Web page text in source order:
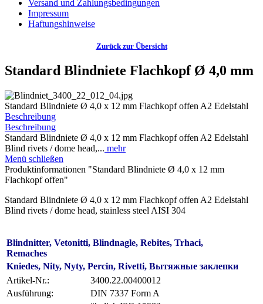
Versand und Zahlungsbedingungen
Impressum
Haftungshinweise
Zurück zur Übersicht
Standard Blindniete Flachkopf Ø 4,0 mm
Standard Blindniete Ø 4,0 x 12 mm Flachkopf offen A2 Edelstahl
Beschreibung
Beschreibung
Standard Blindniete Ø 4,0 x 12 mm Flachkopf offen A2 Edelstahl
Blind rivets / dome head,... mehr
Menü schließen
Produktinformationen "Standard Blindniete Ø 4,0 x 12 mm
Flachkopf offen"
Standard Blindniete Ø 4,0 x 12 mm Flachkopf offen A2 Edelstahl
Blind rivets / dome head, stainless steel AISI 304
Blindnitter, Vetonitti, Blindnagle, Rebites, Trhaci,
Remaches
Kniedes, Nity, Nyty, Percin, Rivetti, Вытяжные заклепки
Artikel-Nr.:
3400.22.00400012
Ausführung:
DIN 7337 Form A